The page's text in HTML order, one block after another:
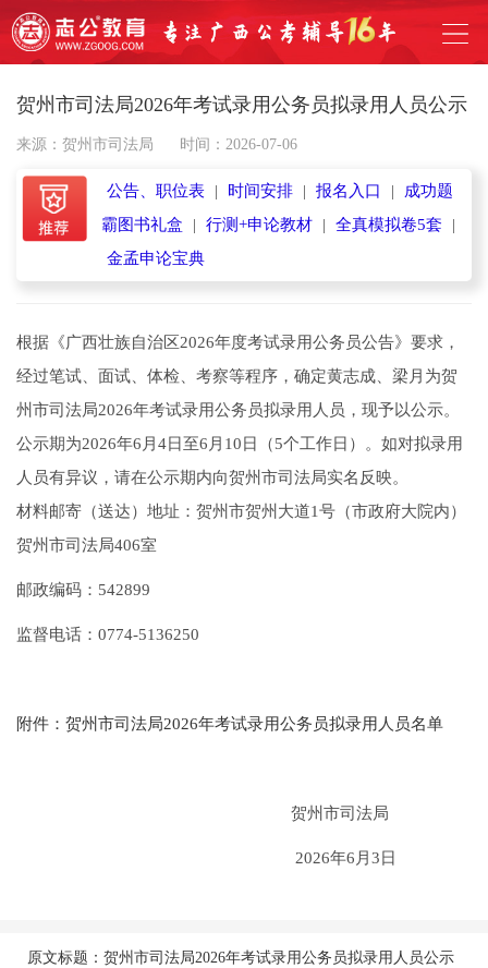
贺州市司法局2026年考试录用公务员拟录用人员公示
来源：贺州市司法局 时间：2026-07-06
公告、职位表 | 时间安排 | 报名入口 |
成功题
霸图书礼盒
| 行测+申论教材 | 全真模拟卷5套
|
金孟申论宝典
根据《广西壮族自治区2026年度考试录用公务员公告》要求，
经过笔试、面试、体检、考察等程序，确定黄志成、梁月为贺
州市司法局2026年考试录用公务员拟录用人员，现予以公示。
公示期为2026年6月4日至6月10日（5个工作日）。如对拟录用
人员有异议，请在公示期内向贺州市司法局实名反映。
材料邮寄（送达）地址：贺州市贺州大道1号（市政府大院内）
贺州市司法局406室
邮政编码：542899
监督电话：0774-5136250
附件：贺州市司法局2026年考试录用公务员拟录用人员名单
贺州市司法局
2026年6月3日
原文标题：贺州市司法局2026年考试录用公务员拟录用人员公示